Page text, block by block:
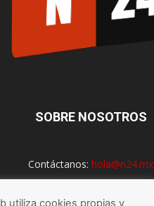
SOBRE NOSOTROS
Contáctanos: hola@n24.mx
utiliza cookies propias y